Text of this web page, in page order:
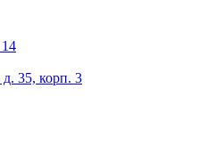
35, корп. 3